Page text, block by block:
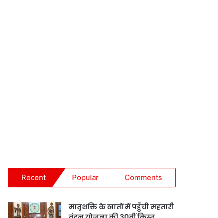
Recent Popular Comments
मातृशक्ति के खातों में पहुँची महतारी